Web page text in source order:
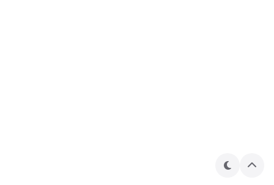
테
상